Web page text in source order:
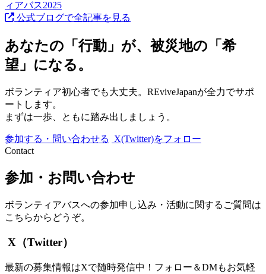
ィアバス2025
公式ブログで全記事を見る
あなたの「行動」が、被災地の「希
望」になる。
ボランティア初心者でも大丈夫。REviveJapanが全力でサポ
ートします。
まずは一歩、ともに踏み出しましょう。
参加する・問い合わせる
X(Twitter)をフォロー
Contact
参加・お問い合わせ
ボランティアバスへの参加申し込み・活動に関するご質問は
こちらからどうぞ。
X（Twitter）
最新の募集情報はXで随時発信中！フォロー＆DMもお気軽